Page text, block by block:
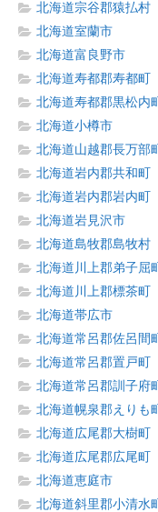
北海道宗谷郡猿払村
北海道室蘭市
北海道富良野市
北海道寿都郡寿都町
北海道寿都郡黒松内町
北海道小樽市
北海道山越郡長万部町
北海道岩内郡共和町
北海道岩内郡岩内町
北海道岩見沢市
北海道島牧郡島牧村
北海道川上郡弟子屈町
北海道川上郡標茶町
北海道帯広市
北海道常呂郡佐呂間町
北海道常呂郡置戸町
北海道常呂郡訓子府町
北海道幌泉郡えりも町
北海道広尾郡大樹町
北海道広尾郡広尾町
北海道恵庭市
北海道斜里郡小清水町